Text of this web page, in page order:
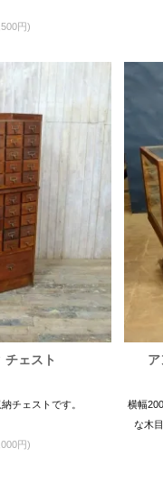
円)
チェスト
チェストです。
円)
横幅
な木